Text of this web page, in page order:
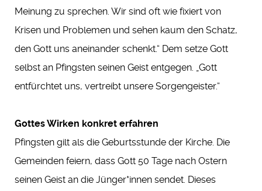
Meinung zu sprechen. Wir sind oft wie fixiert von
Krisen und Problemen und sehen kaum den Schatz,
den Gott uns aneinander schenkt.“ Dem setze Gott
selbst an Pfingsten seinen Geist entgegen. „Gott
entfürchtet uns, vertreibt unsere Sorgengeister.“
Gottes Wirken konkret erfahren
Pfingsten gilt als die Geburtsstunde der Kirche. Die
Gemeinden feiern, dass Gott 50 Tage nach Ostern
seinen Geist an die Jünger*innen sendet. Dieses